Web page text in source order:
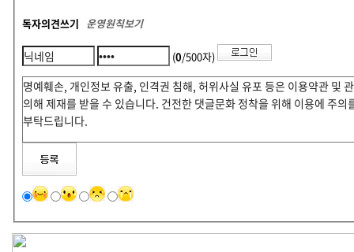
독자의견쓰기 운영원칙보기
(0/500자)